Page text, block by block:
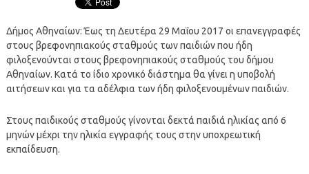
Δήμος Αθηναίων: Έως τη Δευτέρα 29 Μαΐου 2017 οι επανεγγραφές
στους βρεφονηπιακούς σταθμούς των παιδιών που ήδη
φιλοξενούνται στους βρεφονηπιακούς σταθμούς του δήμου
Αθηναίων. Κατά το ίδιο χρονικό διάστημα θα γίνει η υποβολή
αιτήσεων και για τα αδέλφια των ήδη φιλοξενουμένων παιδιών.
Στους παιδικούς σταθμούς γίνονται δεκτά παιδιά ηλικίας από 6
μηνών μέχρι την ηλικία εγγραφής τους στην υποχρεωτική
εκπαίδευση.